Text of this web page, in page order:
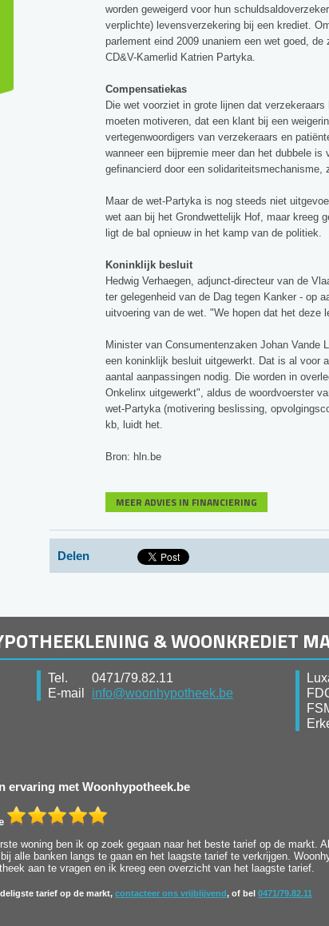
worden geweigerd voor hun
verplichte) levensverzekering bij een krediet.
parlement eind 2009 unaniem een wet goed,
CD&V-Kamerlid Katrien Partyka.
Compensatiekas
Die wet voorziet in grote lijnen dat
moeten motiveren, dat een klant bij een
vertegenwoordigers van verzekeraars en
wanneer een bijpremie meer dan het dubbele
gefinancierd door een solidariteitsmechanisme,
Maar de wet-Partyka is nog steeds niet
wet aan bij het Grondwettelijk Hof, maar kreeg
ligt de bal opnieuw in het kamp van de politiek.
Koninklijk besluit
Hedwig Verhaegen, adjunct-directeur van de
ter gelegenheid van de Dag tegen Kanker - op
uitvoering van de wet. "We hopen dat het deze
Minister van Consumentenzaken Johan Vande
een koninklijk besluit uitgewerkt. Dat is al voor
aantal aanpassingen nodig. Die worden in
Onkelinx uitgewerkt", aldus de woordvoerster
wet-Partyka (motivering beslissing,
kb, luidt het.
Bron: hln.be
MEER ADVIES IN FINANCIERING
Delen
& WOONKREDIET
Tel.
0471/79.82.11
E-mail
info@woonhypotheek.be
ervaring met Woonhypotheek.be
woning ben ik op zoek gegaan naar het beste tarief op de markt.
alle banken langs te gaan en het laagste tarief te verkrijgen.
aan te vragen en ik kreeg een overzicht van het laagste tarief.
tarief op de markt, contacteer ons vrijblijvend, of bel 0471/79.82.11